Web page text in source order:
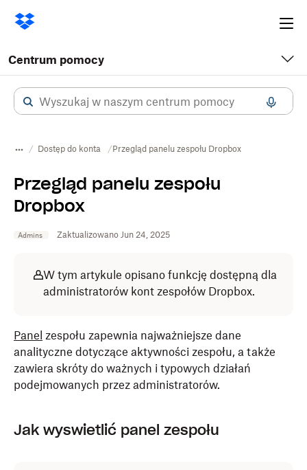
Centrum pomocy
Dostęp do konta Przegląd panelu zespołu Dropbox
Przegląd panelu zespołu
Dropbox
Admins Zaktualizowano Jun 24, 2025
W tym artykule opisano funkcję dostępną dla
administratorów kont zespołów Dropbox.
Panel zespołu zapewnia najważniejsze dane
analityczne dotyczące aktywności zespołu, a także
zawiera skróty do ważnych i typowych działań
podejmowanych przez administratorów.
Jak wyświetlić panel zespołu